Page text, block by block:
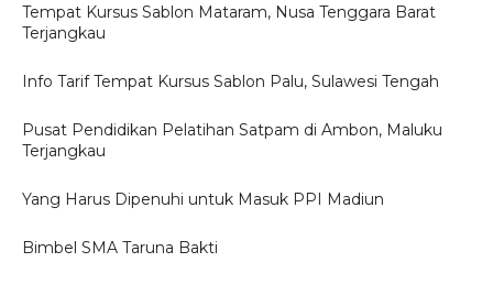
Tempat Kursus Sablon Mataram, Nusa Tenggara Barat
Terjangkau
Info Tarif Tempat Kursus Sablon Palu, Sulawesi Tengah
Pusat Pendidikan Pelatihan Satpam di Ambon, Maluku
Terjangkau
Yang Harus Dipenuhi untuk Masuk PPI Madiun
Bimbel SMA Taruna Bakti